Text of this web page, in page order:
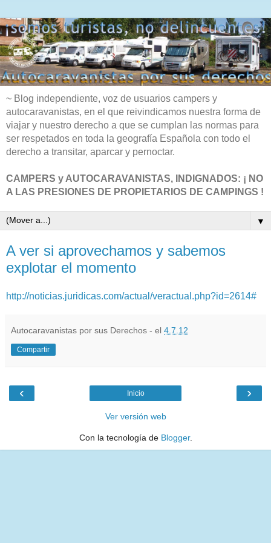
~ Blog independiente, voz de usuarios campers y
autocaravanistas, en el que reivindicamos nuestra forma de
viajar y nuestro derecho a que se cumplan las normas para
ser respetados en toda la geografía Española con todo el
derecho a transitar, aparcar y pernoctar.
CAMPERS y AUTOCARAVANISTAS, INDIGNADOS: ¡ NO
A LAS PRESIONES DE PROPIETARIOS DE CAMPINGS !
▼
A ver si aprovechamos y sabemos
explotar el momento
http://noticias.juridicas.com/actual/veractual.php?id=2614#
Autocaravanistas por sus Derechos - el 4.7.12
Compartir
‹ ›
Inicio
Ver versión web
Con la tecnología de Blogger.